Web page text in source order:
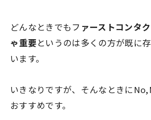
どんなときでもフ ァーストコンタ
ゃ重要というのは多くの方が既に
います。
いきなりですが、そんなときに
おすすめです。